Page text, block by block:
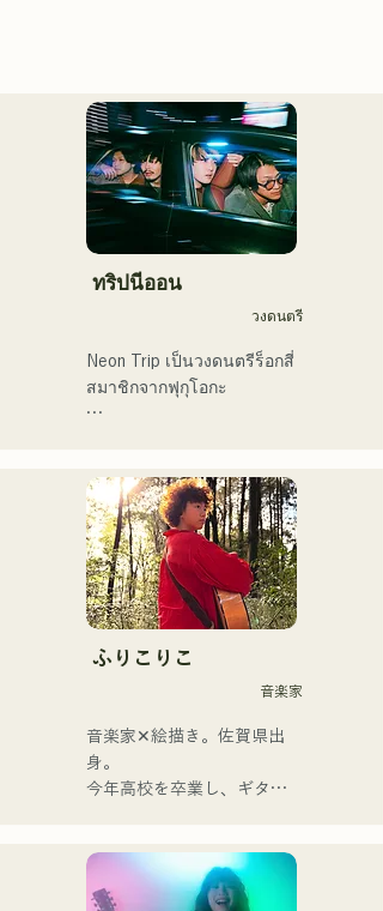
ทริปนีออน
วงดนตรี
Neon Trip เป็นวงดนตรีร็อกสี่
สมาชิกจากฟุกุโอกะ
เดือนพฤศจิกายน 2023
แก่นแท้ของป๊อปร็อกถูก
ถ่ายทอดผ่านบทเพลงอันแสน
คิดถึง ขับร้องโดยนักร้องและ
มือกีตาร์ ยูมะ คามิยะ
ท่วงทำนองและเนื้อร้องที่บาง
ดนตรีที่หลากหลายของ
สมาชิกในวง ก่อให้เกิดดนตรี
ที่หลากหลาย และยังคง
ふりこりこ
音楽家
音楽家✕絵描き。佐賀県出
身。
今年高校を卒業し、ギター
行う傍ら、大胆な色彩感覚
を活かしたアート制作に励